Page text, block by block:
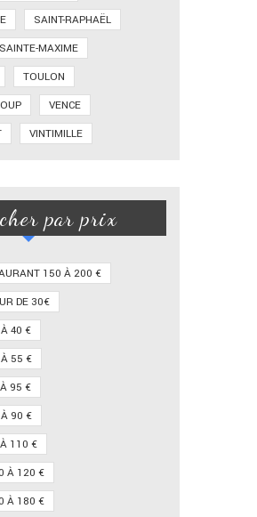
SAINT-RAPHAËL
SAINTE-MAXIME
TOULON
VENCE
VINTIMILLE
par prix
150 À 200 €
DE 30€
40 €
55 €
95 €
90 €
110 €
À 120 €
À 180 €